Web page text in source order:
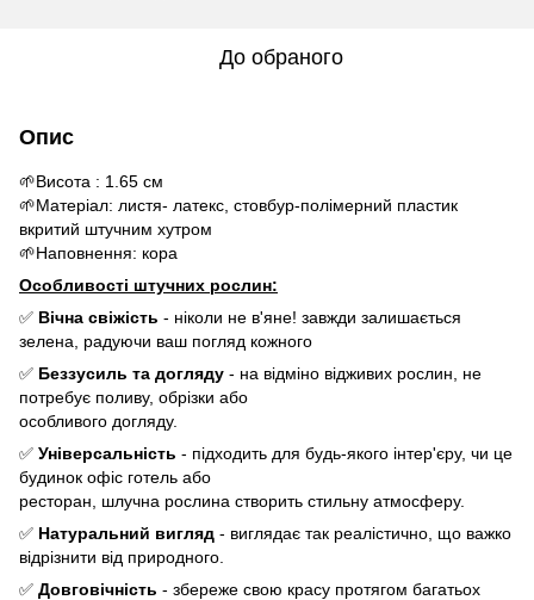
До обраного
Опис
🌱Висота : 1.65 см
🌱Матеріал: листя- латекс, стовбур-полімерний пластик
вкритий штучним хутром
🌱Наповнення: кора
Особливості штучних рослин:
✅ Вічна свіжість - ніколи не в'яне! завжди залишається
зелена, радуючи ваш погляд кожного
✅ Беззусиль та догляду - на відміно відживих рослин, не
потребує поливу, обрізки або
особливого догляду.
✅ Універсальність - підходить для будь-якого інтер'єру, чи це
будинок офіс готель або
ресторан, шлучна рослина створить стильну атмосферу.
✅ Натуральний вигляд - виглядає так реалістично, що важко
відрізнити від природного.
✅ Довговічність - збереже свою красу протягом багатьох